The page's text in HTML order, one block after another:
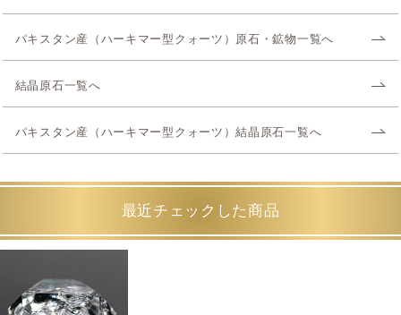
パキスタン産（ハーキマー型クォーツ）原石・鉱物一覧へ
結晶原石一覧へ
パキスタン産（ハーキマー型クォーツ）結晶原石一覧へ
最近チェックした商品